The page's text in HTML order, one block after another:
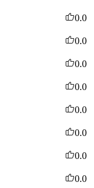
0.0
0.0
0.0
0.0
0.0
0.0
0.0
0.0